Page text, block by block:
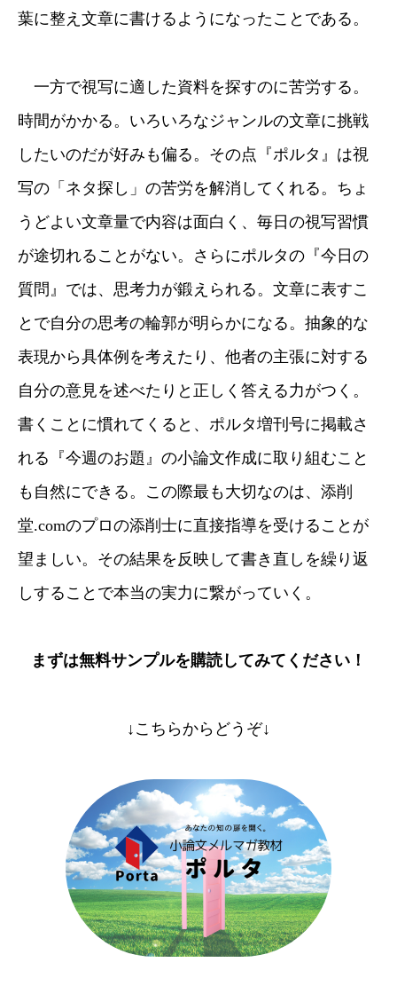
葉に整え文章に書けるようになったことである。
一方で視写に適した資料を探すのに苦労する。
時間がかかる。いろいろなジャンルの文章に挑戦
したいのだが好みも偏る。その点『ポルタ』は視
写の「ネタ探し」の苦労を解消してくれる。ちょ
うどよい文章量で内容は面白く、毎日の視写習慣
が途切れることがない。さらにポルタの『今日の
質問』では、思考力が鍛えられる。文章に表すこ
とで自分の思考の輪郭が明らかになる。抽象的な
表現から具体例を考えたり、他者の主張に対する
自分の意見を述べたりと正しく答える力がつく。
書くことに慣れてくると、ポルタ増刊号に掲載さ
れる『今週のお題』の小論文作成に取り組むこと
も自然にできる。この際最も大切なのは、添削
堂.comのプロの添削士に直接指導を受けることが
望ましい。その結果を反映して書き直しを繰り返
しすることで本当の実力に繋がっていく。
まずは無料サンプルを購読してみてください！
↓こちらからどうぞ↓